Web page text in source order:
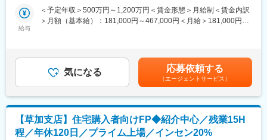
■同社の魅力：
アメリカを訪れたときに感じたこの想いこそ、タマホームの原点
です。同社は「HAPPY Life HAPPY Home タマホーム」のCMで
おなじみの低価格良質住宅市場のリーディングカンパニーです。
低価格×良品質が同社の強みであり、独自の流通／調達／工事を導
入したことで一般的な住宅坪単価の約半分の値段を実現していま
す。さらに住宅性能も7項目中6項目が最高等級を取得し、低価格
×良品質の注文住宅を実現しています。
【変更の範囲：会社の定める業務】
・お客様ニーズに合わせた住宅ローンのご提案
・同社で建築されたお客様へ火災保険の販売および住宅営業担当
者の販売支援（火災保険は基本的には住宅営業担当者が販売致し
社の乗合代理店のため複数の商品から厳選してご提案が可能で
す）
給与
＜予定年収＞500万円～1,200万円＜賃金形態＞月給制＜賃金内訳
＞月額（基本給）：181,000円～467,000円＜月給＞181,000円～
す。■昇給：年1回（6月）■賞与：年2回（6、12月）※業績連動型
賃金はあくまでも目安の金額であり、選考を通じて上下する可能
性があります。月給(月額)は固定手当を含めた表記です。
気になる 応募依頼する
（エージェントサービス）
【草加支店】住宅購入者向けFP◆紹介中心／残業15H
程／年休120日／プライム上場／インセン20%